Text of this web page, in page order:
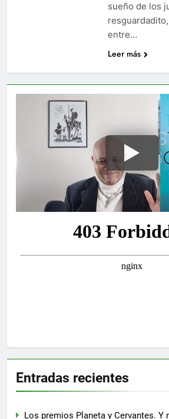
sueño de los
entre…
Leer más
Entradas recientes
Los premios Planeta y Cervantes. Y